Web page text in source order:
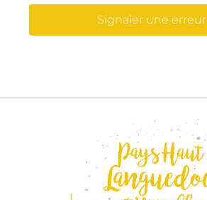
Signaler une erreur